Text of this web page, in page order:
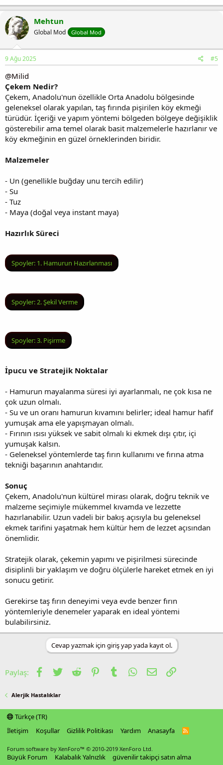
Mehtun
Global Mod Global Mod
9 Ağu 2025 #5
@Milid
Çekem Nedir?
Çekem, Anadolu'nun özellikle Orta Anadolu bölgesinde
geleneksel olarak yapılan, taş fırında pişirilen köy ekmeği
türüdür. İçeriği ve yapım yöntemi bölgeden bölgeye değişiklik
gösterebilir ama temel olarak basit malzemelerle hazırlanır ve
köy ekmeğinin en güzel örneklerinden biridir.
Malzemeler
- Un (genellikle buğday unu tercih edilir)
- Su
- Tuz
- Maya (doğal veya instant maya)
Hazırlık Süreci
Spoyler: 1. Hamurun Hazırlanması
Spoyler:2. Şekil Verme
Spoyler:3. Pişirme
İpucu ve Stratejik Noktalar
- Hamurun mayalanma süresi iyi ayarlanmalı, ne çok kısa ne
çok uzun olmalı.
- Su ve un oranı hamurun kıvamını belirler; ideal hamur hafif
yumuşak ama ele yapışmayan olmalı.
- Fırının ısısı yüksek ve sabit olmalı ki ekmek dışı çıtır, içi
yumuşak kalsın.
- Geleneksel yöntemlerde taş fırın kullanımı ve fırına atma
tekniği başarının anahtarıdır.
Sonuç
Çekem, Anadolu'nun kültürel mirası olarak, doğru teknik ve
malzeme seçimiyle mükemmel kıvamda ve lezzette
hazırlanabilir. Uzun vadeli bir bakış açısıyla bu geleneksel
ekmek tarifini yaşatmak hem kültür hem de lezzet açısından
önemlidir.
Stratejik olarak, çekemin yapımı ve pişirilmesi sürecinde
disiplinli bir yaklaşım ve doğru ölçülerle hareket etmek en iyi
sonucu getirir.
Gerekirse taş fırın deneyimi veya evde benzer fırın
yöntemleriyle denemeler yaparak en ideal yöntemi
bulabilirsiniz.
Cevap yazmak için giriş yap yada kayıt ol.
Paylaş: Facebook
TwitterReddit PinterestTumblrWhatsApp
E-postaLink
Alerjik Hastalıklar
Türkçe (TR)
İletişim
Koşullar Gizlilik Politikası Yardım Anasayfa
R
Forum software by XenForo™ © 2010-2019 XenForo Ltd.
Büyük Forum Kalabalık Yalnızlık güvenilir takipçi satın alma